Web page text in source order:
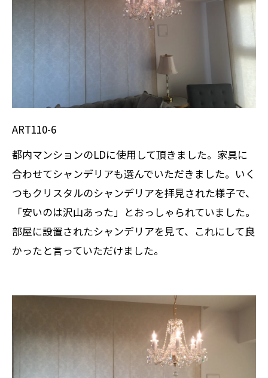
ART110-6
都内マンションのLDに使用して頂きました。家具に
合わせてシャンデリアも選んでいただきました。いく
つもクリスタルのシャンデリアを拝見された様子で、
「安いのは沢山あった」とおっしゃられていました。
部屋に設置されたシャンデリアを見て、これにして良
かったと言っていただけました。